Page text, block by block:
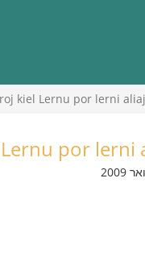
kiel Lernu por lerni
por lerni